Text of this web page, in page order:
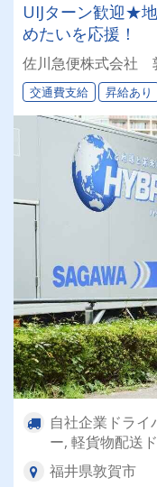
UIJターン歓迎★
めたいを応援！
佐川急便株式会社
交通費支給 昇給あり
自社企業ドラ
ー, 軽貨物配送
福井県敦賀市